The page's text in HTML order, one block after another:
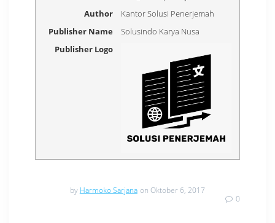
Author
Kantor Solusi Penerjemah
Publisher Name
Solusindo Karya Nusa
Publisher Logo
by Harmoko Sarjana on Oktober 6, 2017
0